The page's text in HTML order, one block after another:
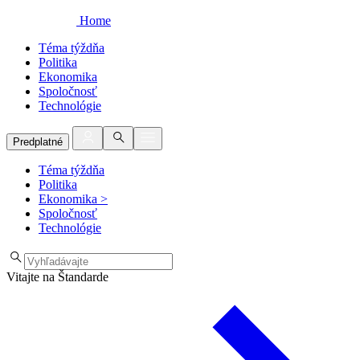
Home
Téma týždňa
Politika
Ekonomika
Spoločnosť
Technológie
Predplatné
Téma týždňa
Politika
Ekonomika >
Spoločnosť
Technológie
Vitajte na Štandarde